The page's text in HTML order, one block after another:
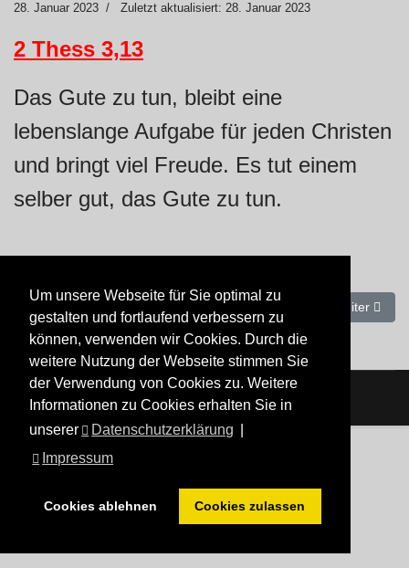
Um unsere Webseite für Sie optimal zu
gestalten und fortlaufend verbessern zu
können, verwenden wir Cookies. Durch die
weitere Nutzung der Webseite stimmen Sie
der Verwendung von Cookies zu. Weitere
Informationen zu Cookies erhalten Sie in
unserer
Datenschutzerklärung
Impressum
Cookies ablehnen Cookies zulassen
28. Januar 2023 Zuletzt aktualisiert: 28. Januar 2023
2 Thess 3,13
Das Gute zu tun, bleibt eine
lebenslange Aufgabe für jeden Christen
und bringt viel Freude. Es tut einem
selber gut, das Gute zu tun.
Vorheriger Beitrag: Prüft alles und behaltet das Gute. Nächster
Weiter